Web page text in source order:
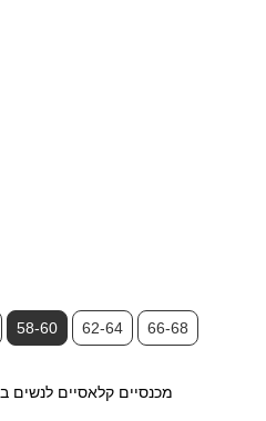
58-60 62-64 66-68